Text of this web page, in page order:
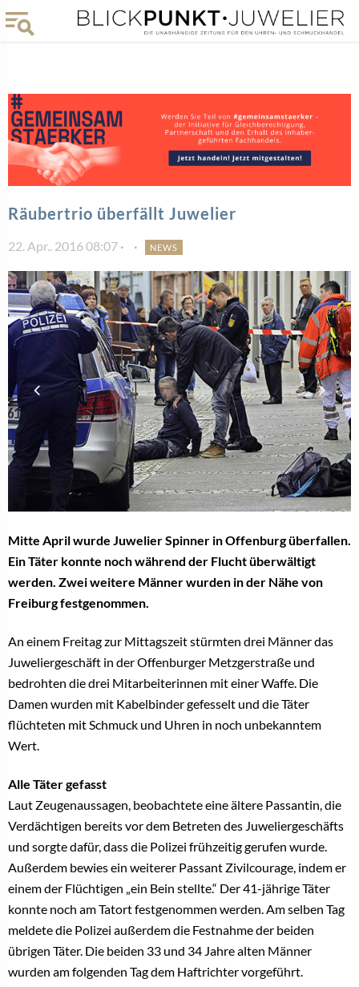
Räubertrio überfällt Juwelier
22. Apr.. 2016 08:07 NEWS
Mitte April wurde Juwelier Spinner in Offenburg überfallen.
Ein Täter konnte noch während der Flucht überwältigt
werden. Zwei weitere Männer wurden in der Nähe von
Freiburg festgenommen.
An einem Freitag zur Mittagszeit stürmten drei Männer das
Juweliergeschäft in der Offenburger Metzgerstraße und
bedrohten die drei Mitarbeiterinnen mit einer Waffe. Die
Damen wurden mit Kabelbinder gefesselt und die Täter
flüchteten mit Schmuck und Uhren in noch unbekanntem
Wert.
Alle Täter gefasst
Laut Zeugenaussagen, beobachtete eine ältere Passantin, die
Verdächtigen bereits vor dem Betreten des Juweliergeschäfts
und sorgte dafür, dass die Polizei frühzeitig gerufen wurde.
Außerdem bewies ein weiterer Passant Zivilcourage, indem er
einem der Flüchtigen „ein Bein stellte.“ Der 41-jährige Täter
konnte noch am Tatort festgenommen werden. Am selben Tag
meldete die Polizei außerdem die Festnahme der beiden
übrigen Täter. Die beiden 33 und 34 Jahre alten Männer
wurden am folgenden Tag dem Haftrichter vorgeführt.